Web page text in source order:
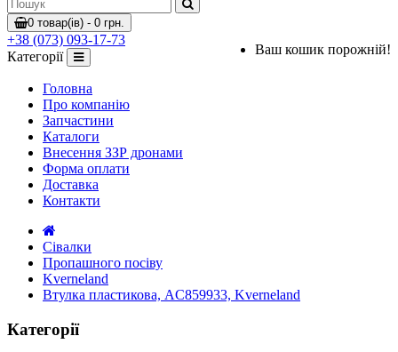
0 товар(ів) - 0 грн.
Ваш кошик порожній!
+38 (073) 093-17-73
Категорії
Головна
Про компанію
Запчастини
Каталоги
Внесення ЗЗР дронами
Форма оплати
Доставка
Контакти
Сівалки
Пропашного посіву
Kverneland
Втулка пластикова, AC859933, Kverneland
Категорії